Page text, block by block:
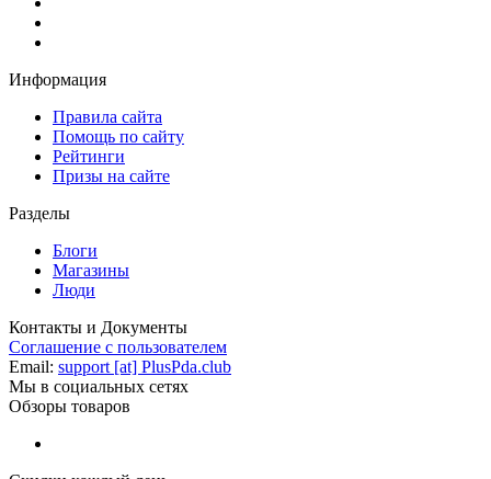
Информация
Правила сайта
Помощь по сайту
Рейтинги
Призы на сайте
Разделы
Блоги
Магазины
Люди
Контакты и Документы
Соглашение с пользователем
Email: support [at] PlusPda.club
Мы в социальных сетях
Обзоры товаров